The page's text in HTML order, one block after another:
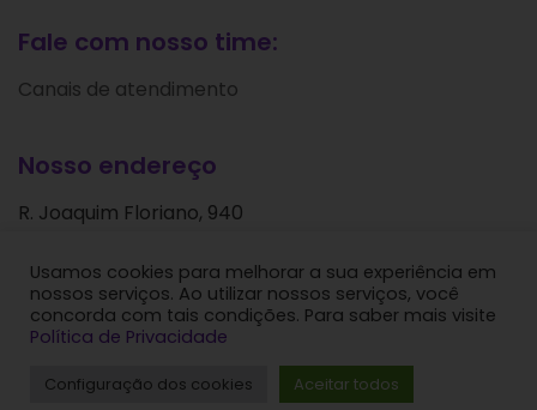
Fale com nosso time:
Canais de atendimento
Nosso endereço
R. Joaquim Floriano, 940
São Paulo - SP
CEP: 04534-004
Levante Ideias de Investimentos © 2024. Todos os
Usamos cookies para melhorar a sua experiência em
nossos serviços. Ao utilizar nossos serviços, você
concorda com tais condições. Para saber mais visite
Política de Privacidade
Configuração dos cookies Aceitar todos